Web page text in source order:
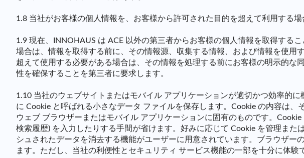
1.8 当社がお客様の個人情報を、お客様から許可された目的を超えて利用する
1.9 現在、INNOHAUS は ACE 以外の第三者からお客様の個人情報を取得する
場合は、情報を取得する前に、その情報源、収集する情報、および情報を使
超えて使用する必要がある場合は、その情報を処理する前にお客様の明示的
性を確保することを第三者に要求します。
1.10 当社のウェブサイトまたはモバイル アプリケーションが適切かつ効率的
に Cookie と呼ばれる小さなデータ ファイルを保存します。Cookie の内容は
ウェブ ブラウザーまたはモバイル アプリケーションに固有のものです。
検索履歴) を入力したりする手間が省けます。好みに応じて Cookie を管理ま
シュされたデータを消去する機能がユーザーに用意されています。ブラウザ
ます。ただし、当社の利便性とセキュリティ サービス機能の一部を十分に体験